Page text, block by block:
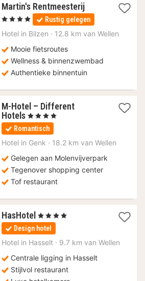
Martin's Rentmeesterij1
nacht
vanaf
123
, 4 Sterren Rustig gelegen
Hotel in Bilzen · 12.8 km van Wellen
Mooie fietsroutes
Wellness & binnenzwembad
Authentieke binnentuin
M-Hotel – Different
Hotels 3
nachten
vanaf
92
, 4 Sterren
Romantisch
Hotel in Genk · 18.2 km van Wellen
Gelegen aan Molenvijverpark
Tegenover shopping center
Tof restaurant
HasHotel 1
nacht
vanaf
140
, 4 Sterren
Design hotel
Hotel in Hasselt · 9.7 km van Wellen
Centrale ligging in Hasselt
Stijlvol restaurant